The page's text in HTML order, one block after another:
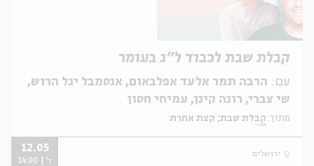
קבלת שבת לכבוד ל"ג בעומר
עם: הרבה תמר אלעד אפלבאום, אנסמבל יגל הרוש,
שי צברי, רונה קינן, עמיחי חסון
מתוך: קבלת שבת; קצת אחרת
ירושלים
12.05
ו' | 14:00